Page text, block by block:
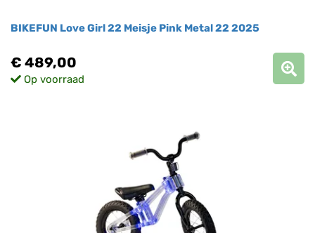
BIKEFUN Love Girl 22 Meisje Pink Metal 22 2025
€ 489,00
Op voorraad